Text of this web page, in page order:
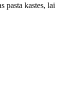
pasta kastes, lai